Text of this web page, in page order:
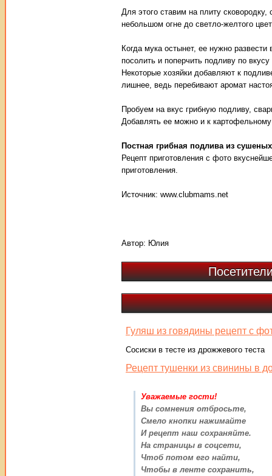
Для этого ставим на плиту
небольшом огне до светло-желтого
Когда мука остынет, ее нужно
посолить и поперчить подливу по
Некоторые хозяйки добавляют к
лишнее, ведь перебивают аромат
Пробуем на вкус грибную подливу,
Добавлять ее можно и к
Постная грибная подлива из
Рецепт приготовления с фото
приготовления.
Источник: www.clubmams.net
Автор: Юлия
Гуляш из говядины рецепт с
Сосиски в тесте из дрожжевого теста
Рецепт тушенки из свинины в
Уважаемые гости!
Вы сомнения отбросьте,
Смело кнопки нажимайте
И рецепт наш сохраняйте.
На страницы в соцсети,
Чтоб потом его найти,
Чтобы в ленте сохранить,